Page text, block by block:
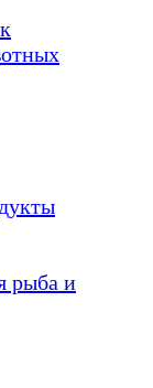
рыба и